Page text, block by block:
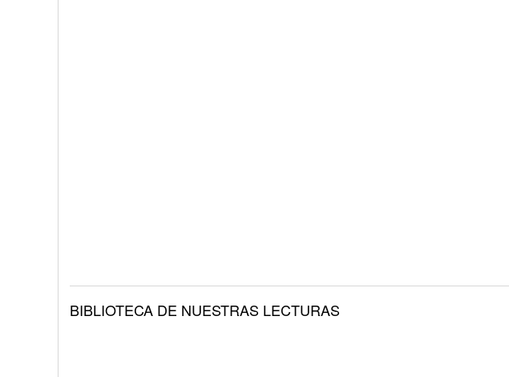
BIBLIOTECA DE NUESTRAS LECTURAS